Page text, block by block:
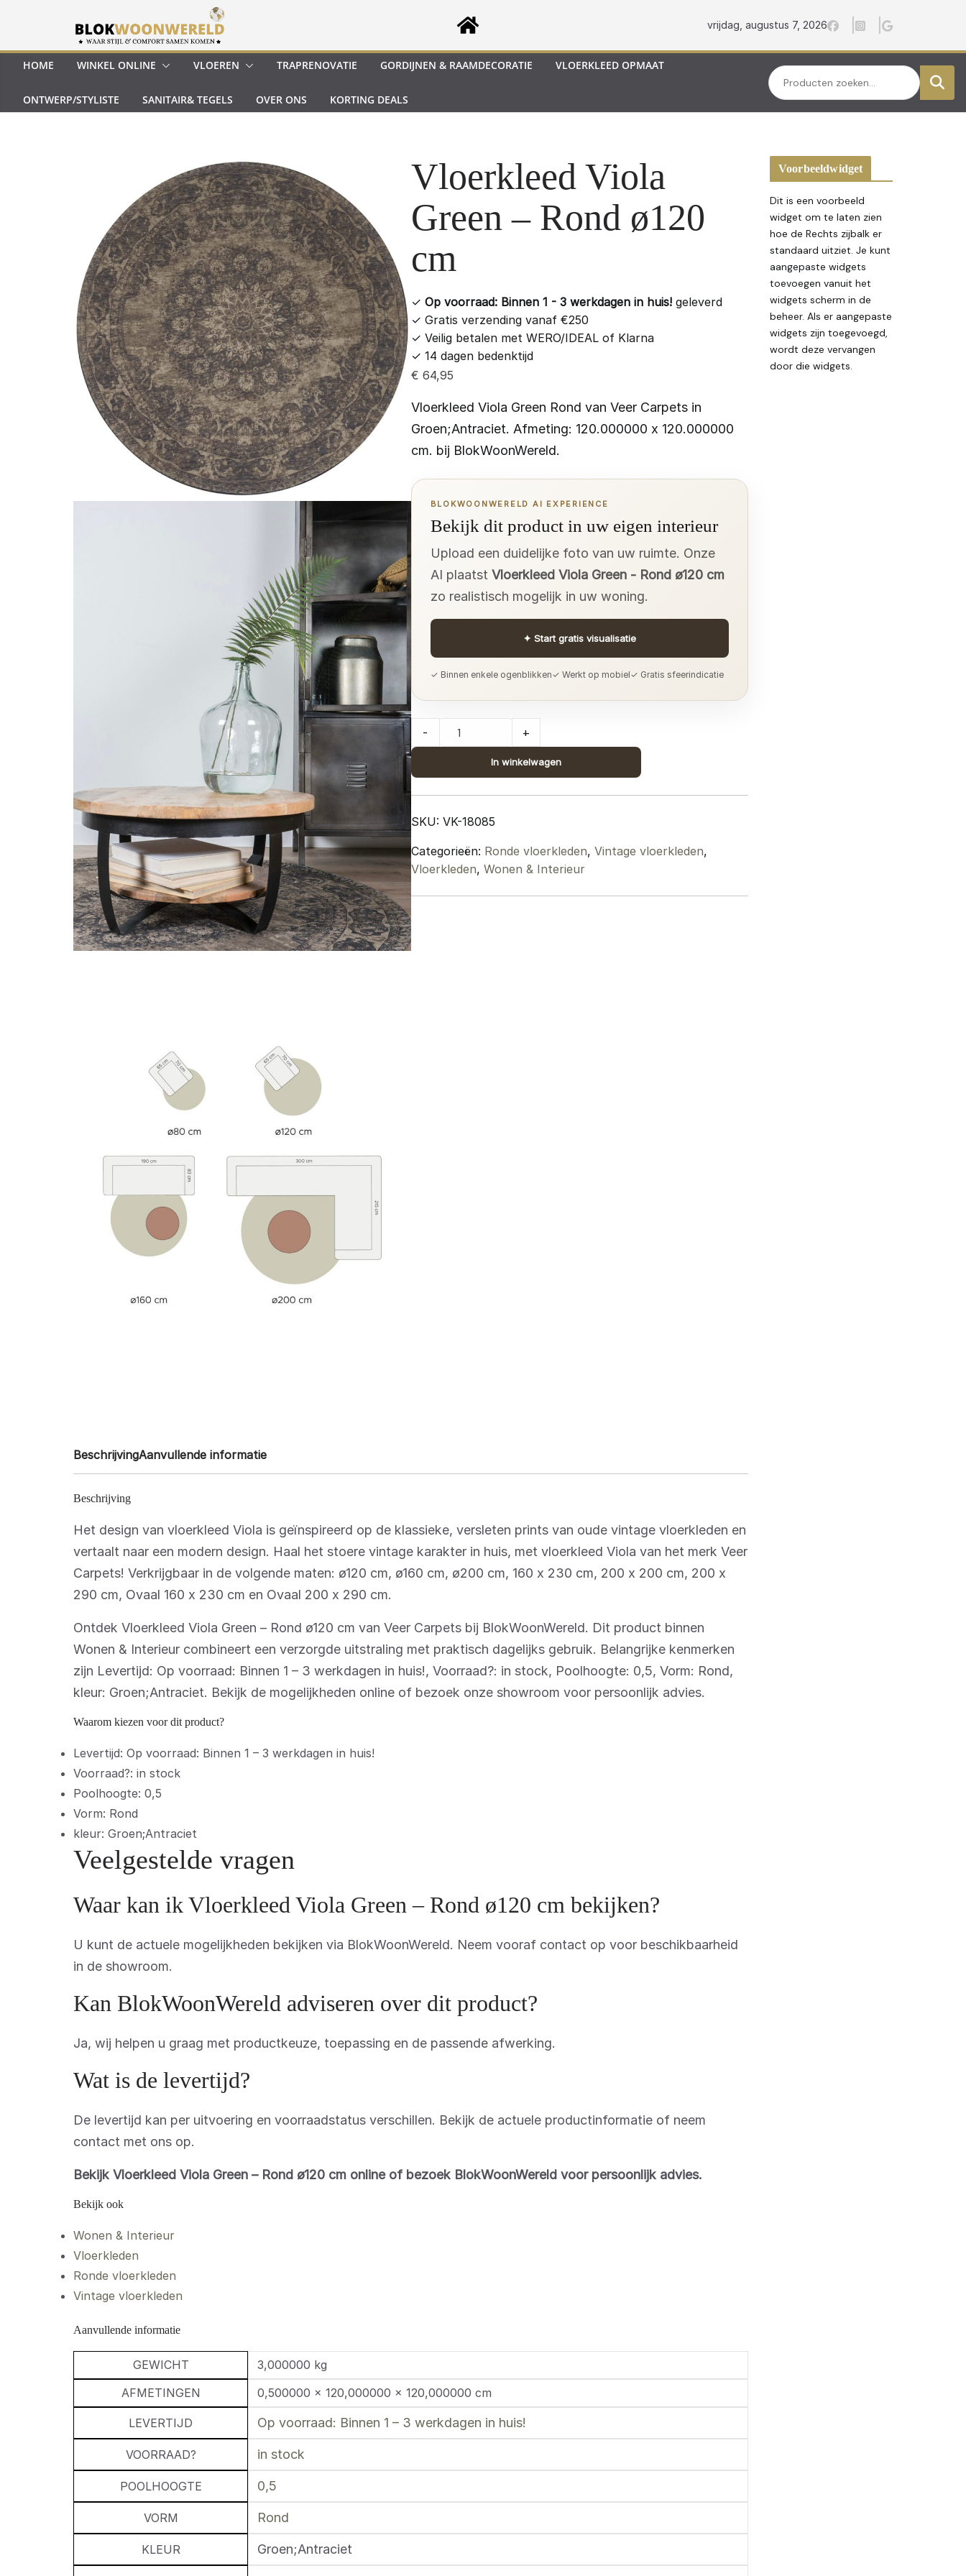
inhoud
vrijdag, augustus 7, 2026
HOME WINKEL ONLINE VLOEREN TRAPRENOVATIE GORDIJNEN & RAAMDECORATIE VLOERKLEED OPMAAT
ONTWERP/STYLISTE SANITAIR& TEGELS OVER ONS KORTING DEALS
Zoeken
Vloerkleed Viola
Green – Rond ø120
cm
✓ Op voorraad: Binnen 1 - 3 werkdagen in huis!geleverd
✓ Gratis verzending vanaf €250
✓ Veilig betalen met WERO/IDEAL of Klarna
✓ 14 dagen bedenktijd
€ 64,95
Vloerkleed Viola Green Rond van Veer Carpets in
Groen;Antraciet. Afmeting: 120.000000 x 120.000000
cm. bij BlokWoonWereld.
BLOKWOONWERELD AI EXPERIENCE
Bekijk dit product in uw eigen interieur
Upload een duidelijke foto van uw ruimte. Onze
AI plaatst Vloerkleed Viola Green - Rond ø120 cm
zo realistisch mogelijk in uw woning.
✦ Start gratis visualisatie
✓ Binnen enkele ogenblikken✓ Werkt op mobiel✓ Gratis sfeerindicatie
Vloerkleed
Viola
Green
-
Rond
ø120
cm
quantity
- +
In winkelwagen
SKU: VK-18085
Categorieën: Ronde vloerkleden, Vintage vloerkleden,
Vloerkleden, Wonen & Interieur
BeschrijvingAanvullende informatie
Beschrijving
Het design van vloerkleed Viola is geïnspireerd op de klassieke, versleten prints van oude vintage vloerkleden en
vertaalt naar een modern design. Haal het stoere vintage karakter in huis, met vloerkleed Viola van het merk Veer
Carpets! Verkrijgbaar in de volgende maten: ø120 cm, ø160 cm, ø200 cm, 160 x 230 cm, 200 x 200 cm, 200 x
290 cm, Ovaal 160 x 230 cm en Ovaal 200 x 290 cm.
Ontdek Vloerkleed Viola Green – Rond ø120 cm van Veer Carpets bij BlokWoonWereld. Dit product binnen
Wonen & Interieur combineert een verzorgde uitstraling met praktisch dagelijks gebruik. Belangrijke kenmerken
zijn Levertijd: Op voorraad: Binnen 1 – 3 werkdagen in huis!, Voorraad?: in stock, Poolhoogte: 0,5, Vorm: Rond,
kleur: Groen;Antraciet. Bekijk de mogelijkheden online of bezoek onze showroom voor persoonlijk advies.
Waarom kiezen voor dit product?
Levertijd: Op voorraad: Binnen 1 – 3 werkdagen in huis!
Voorraad?: in stock
Poolhoogte: 0,5
Vorm: Rond
kleur: Groen;Antraciet
Veelgestelde vragen
Waar kan ik Vloerkleed Viola Green – Rond ø120 cm bekijken?
U kunt de actuele mogelijkheden bekijken via BlokWoonWereld. Neem vooraf contact op voor beschikbaarheid
in de showroom.
Kan BlokWoonWereld adviseren over dit product?
Ja, wij helpen u graag met productkeuze, toepassing en de passende afwerking.
Wat is de levertijd?
De levertijd kan per uitvoering en voorraadstatus verschillen. Bekijk de actuele productinformatie of neem
contact met ons op.
Bekijk Vloerkleed Viola Green – Rond ø120 cm online of bezoek BlokWoonWereld voor persoonlijk advies.
Bekijk ook
Wonen & Interieur
Vloerkleden
Ronde vloerkleden
Vintage vloerkleden
Aanvullende informatie
GEWICHT
3,000000 kg
AFMETINGEN
0,500000 × 120,000000 × 120,000000 cm
LEVERTIJD Op voorraad: Binnen 1 – 3 werkdagen in huis!
VOORRAAD? in stock
POOLHOOGTE 0,5
VORM Rond
KLEUR Groen;Antraciet
Voorbeeldwidget
Dit is een voorbeeld
widget om te laten zien
hoe de Rechts zijbalk er
standaard uitziet. Je kunt
aangepaste widgets
toevoegen vanuit het
widgets scherm in de
beheer. Als er aangepaste
widgets zijn toegevoegd,
wordt deze vervangen
door die widgets.